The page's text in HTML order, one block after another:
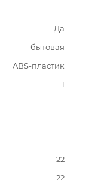
Да
бытовая
ABS-пластик
1
22
22